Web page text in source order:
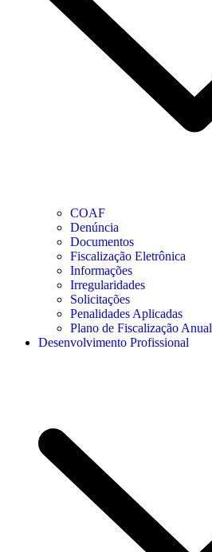
COAF
Denúncia
Documentos
Fiscalização Eletrônica
Informações
Irregularidades
Solicitações
Penalidades Aplicadas
Plano de Fiscalização Anual
Desenvolvimento Profissional